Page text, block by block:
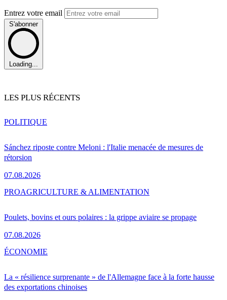
Entrez votre email
S'abonner
Loading...
LES PLUS RÉCENTS
Sánchez riposte contre Meloni : l'Italie menacée de mesures de
rétorsion
07.08.2026
POLITIQUE
Poulets, bovins et ours polaires : la grippe aviaire se propage
07.08.2026
PROAGRICULTURE & ALIMENTATION
La « résilience surprenante » de l'Allemagne face à la forte hausse
des exportations chinoises
ÉCONOMIE